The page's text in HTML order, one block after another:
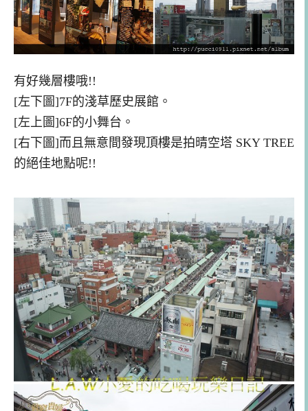
有好幾層樓哦!!
[左下圖]7F的淺草歷史展館。
[左上圖]6F的小舞台。
[右下圖]而且無意間發現頂樓是拍晴空塔 SKY TREE
的絕佳地點呢!!